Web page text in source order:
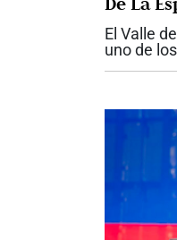
Santa,
El Valle
uno de